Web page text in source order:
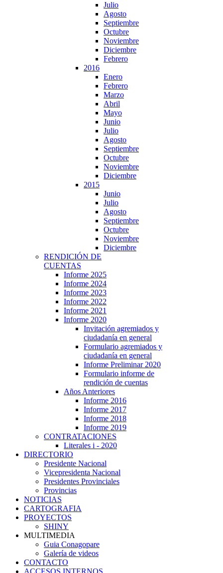
Julio
Agosto
Septiembre
Octubre
Noviembre
Diciembre
Febrero
2016
Enero
Febrero
Marzo
Abril
Mayo
Junio
Julio
Agosto
Septiembre
Octubre
Noviembre
Diciembre
2015
Junio
Julio
Agosto
Septiembre
Octubre
Noviembre
Diciembre
RENDICIÓN DE
CUENTAS
Informe 2025
Informe 2024
Informe 2023
Informe 2022
Informe 2021
Informe 2020
Invitación agremiados y
ciudadanía en general
Formulario agremiados y
ciudadanía en general
Informe Preliminar 2020
Formulario informe de
rendición de cuentas
Años Anteriores
Informe 2016
Informe 2017
Informe 2018
Informe 2019
CONTRATACIONES
Literales i - 2020
DIRECTORIO
Presidente Nacional
Vicepresidenta Nacional
Presidentes Provinciales
Provincias
NOTICIAS
CARTOGRAFIA
PROYECTOS
SHINY
MULTIMEDIA
Guia Conagopare
Galería de videos
CONTACTO
ACCESOS INTERNOS